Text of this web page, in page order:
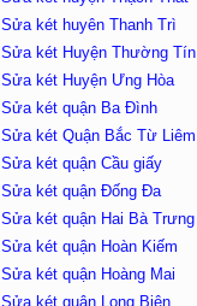
Sửa két huyên Thanh Trì
Sửa két Huyện Thường Tín
Sửa két Huyện Ưng Hòa
Sửa két quận Ba Đình
Sửa két Quận Bắc Từ Liêm
Sửa két quận Cầu giấy
Sửa két quận Đống Đa
Sửa két quận Hai Bà Trưng
Sửa két quận Hoàn Kiếm
Sửa két quận Hoàng Mai
Sửa két quận Long Biên